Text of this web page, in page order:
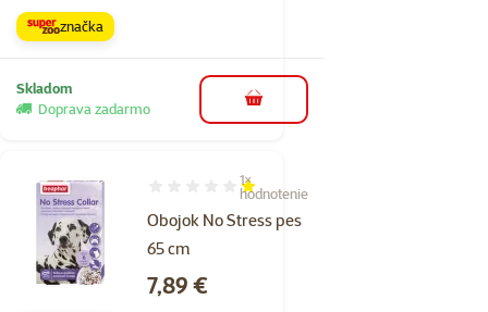
značka
Skladom
Doprava zadarmo
do košíka
Obojok No Stress pes
65 cm
Hodnotenie 20%, počet hodnotení: 1
1×
hodnotenie
Cena
7,89 €